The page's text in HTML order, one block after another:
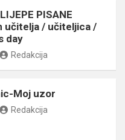
PISANE
učitelja / učiteljica /
day
Redakcija
Moj uzor
Redakcija